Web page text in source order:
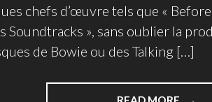
chefs d’œuvre tels que «
Soundtracks », sans oublier la
de Bowie ou des Talking […]